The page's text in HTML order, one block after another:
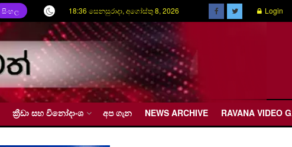
සිංහල 18:36 සෙනසුරාදා, අගෝස්තු 8, 2026 Login
ක්‍රීඩා සහ විනෝදාංශ අප ගැන NEWS ARCHIVE RAVANA VIDEO